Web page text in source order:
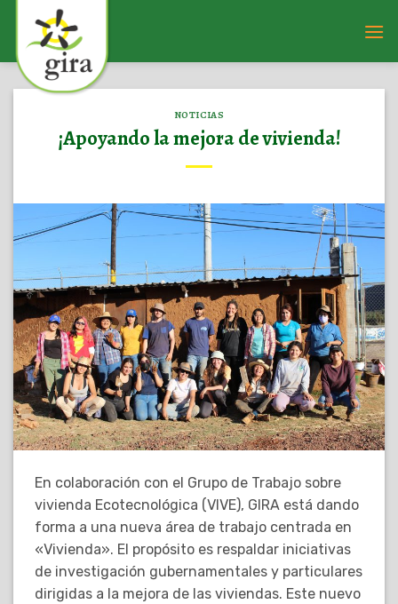
contenido
NOTICIAS
¡Apoyando la mejora de vivienda!
En colaboración con el Grupo de Trabajo sobre
vivienda Ecotecnológica (VIVE), GIRA está dando
forma a una nueva área de trabajo centrada en
«Vivienda». El propósito es respaldar iniciativas
de investigación gubernamentales y particulares
dirigidas a la mejora de las viviendas. Este nuevo